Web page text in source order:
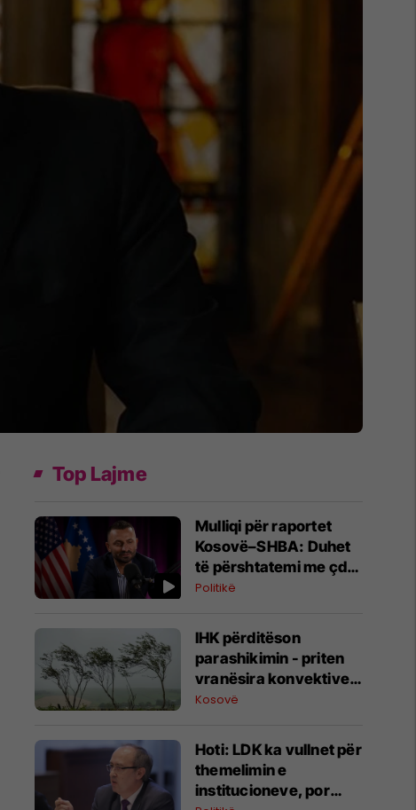
Top Lajme
Mulliqi për raportet
Kosovë–SHBA: Duhet
të përshtatemi me çdo
administratë
Politikë
IHK përditëson
parashikimin - priten
vranësira konvektive,
erëra të fuqishme dhe
Kosovë
Hoti: LDK ka vullnet për
themelimin e
institucioneve, por